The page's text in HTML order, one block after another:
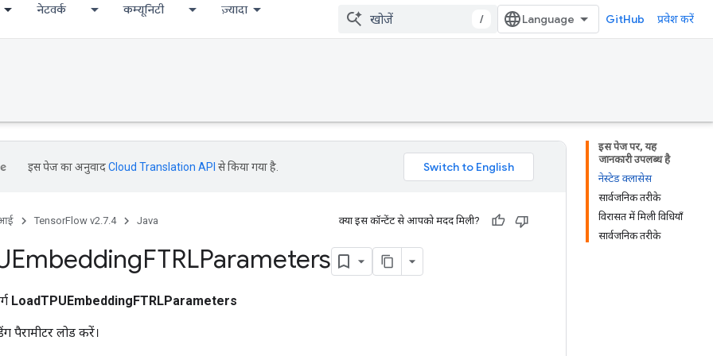
नेटवर्क कम्यूनिटी ज़्यादा
/ GitHub प्रवेश करें
इस पेज पर, यह
जानकारी उपलब्ध है
नेस्टेड क्लासेस
सार्वजनिक तरीके
विरासत में मिली विधियाँ
सार्वजनिक तरीके
इस पेज का अनुवादCloud Translation API से किया गया है.
TensorFlow v2.7.4 Java क्या इस कॉन्टेंट से आपको मदद मिली?
FTRLParameters
LoadTPUEmbeddingFTRLParameters
पैरामीटर लोड करें।